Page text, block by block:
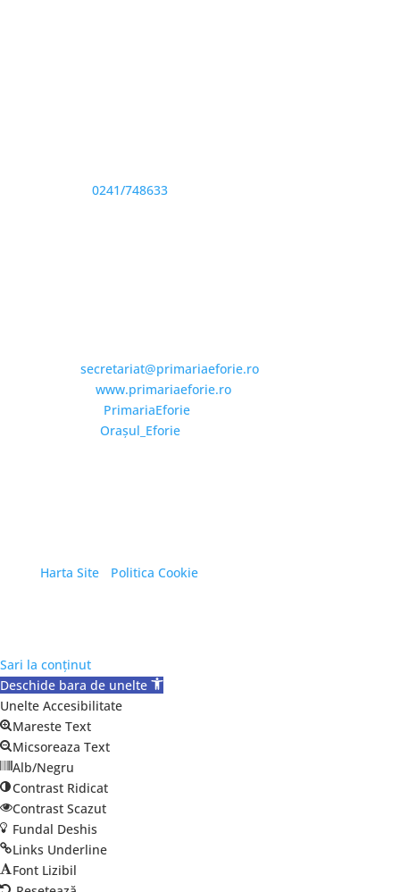
0241/748633
secretariat@primariaeforie.ro
www.primariaeforie.ro
PrimariaEforie
Oraşul_Eforie
Harta Site/ Politica Cookie
Sari la conținut
Deschide bara de unelte
Unelte Accesibilitate
Mareste Text
Micsoreaza Text
Alb/Negru
Contrast Ridicat
Contrast Scazut
Fundal Deshis
Links Underline
Font Lizibil